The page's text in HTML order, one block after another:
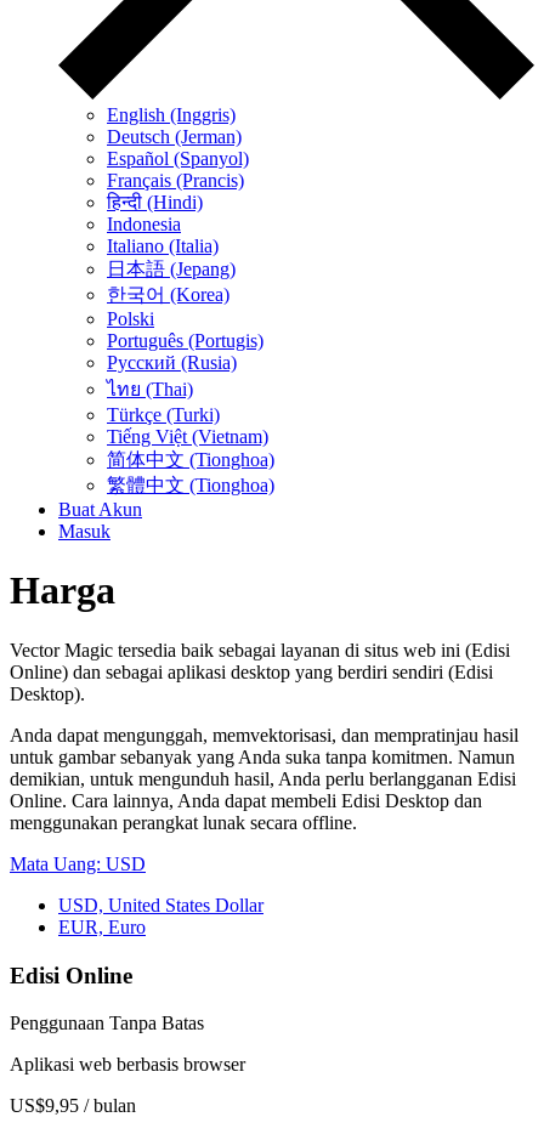
English (Inggris)
Deutsch (Jerman)
Español (Spanyol)
Français (Prancis)
हिन्दी (Hindi)
Indonesia
Italiano (Italia)
日本語 (Jepang)
한국어 (Korea)
Polski
Português (Portugis)
Русский (Rusia)
ไทย (Thai)
Türkçe (Turki)
Tiếng Việt (Vietnam)
简体中文 (Tionghoa)
繁體中文 (Tionghoa)
Buat Akun
Masuk
Harga
Vector Magic tersedia baik sebagai layanan di situs web ini (Edisi
Online) dan sebagai aplikasi desktop yang berdiri sendiri (Edisi
Desktop).
Anda dapat mengunggah, memvektorisasi, dan mempratinjau hasil
untuk gambar sebanyak yang Anda suka tanpa komitmen. Namun
demikian, untuk mengunduh hasil, Anda perlu berlangganan Edisi
Online. Cara lainnya, Anda dapat membeli Edisi Desktop dan
menggunakan perangkat lunak secara offline.
Mata Uang: USD
USD, United States Dollar
EUR, Euro
Edisi Online
Penggunaan Tanpa Batas
Aplikasi web berbasis browser
US$9,95 / bulan